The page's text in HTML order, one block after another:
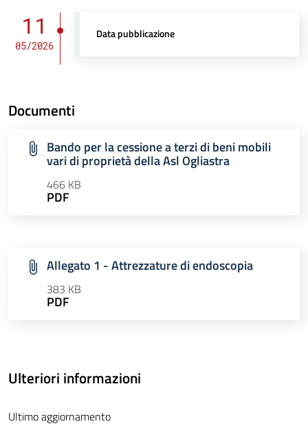
11
05/2026
Data pubblicazione
Documenti
Bando per la cessione a terzi di beni mobili
vari di proprietà della Asl Ogliastra
466 KB
PDF
Allegato 1 - Attrezzature di endoscopia
383 KB
PDF
Ulteriori informazioni
Ultimo aggiornamento